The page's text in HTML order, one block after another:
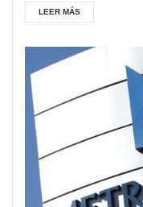
LEER MÁS